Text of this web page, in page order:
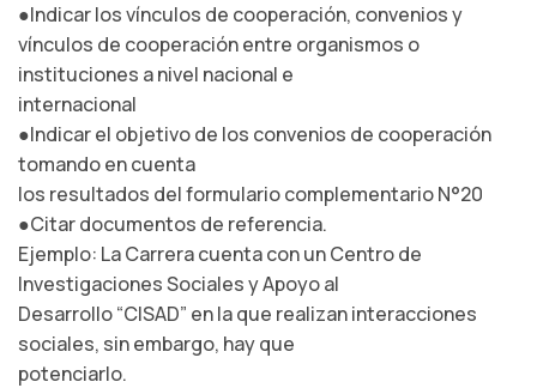
●Indicar los vínculos de cooperación, convenios y
vínculos de cooperación entre organismos o
instituciones a nivel nacional e
internacional
●Indicar el objetivo de los convenios de cooperación
tomando en cuenta
los resultados del formulario complementario N°20
●Citar documentos de referencia.
Ejemplo: La Carrera cuenta con un Centro de
Investigaciones Sociales y Apoyo al
Desarrollo “CISAD” en la que realizan interacciones
sociales, sin embargo, hay que
potenciarlo.